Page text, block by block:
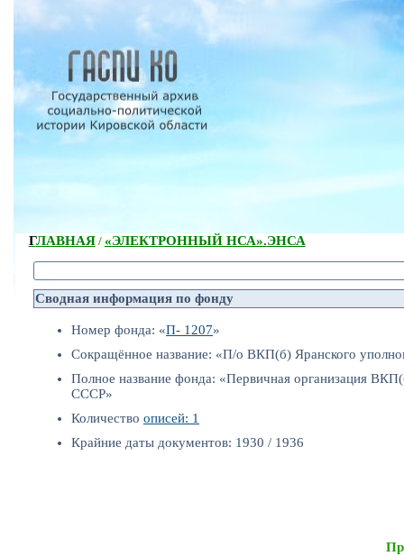
ГЛАВНАЯ/ «ЭЛЕКТРОННЫЙ НСА».ЭНСА
Сводная информация по фонду
Номер фонда: «П- 1207»
Сокращённое название: «П/о ВКП(б) Яранского
Полное название фонда: «Первичная организация
СССР»
Количество описей: 1
Крайние даты документов: 1930 / 1936